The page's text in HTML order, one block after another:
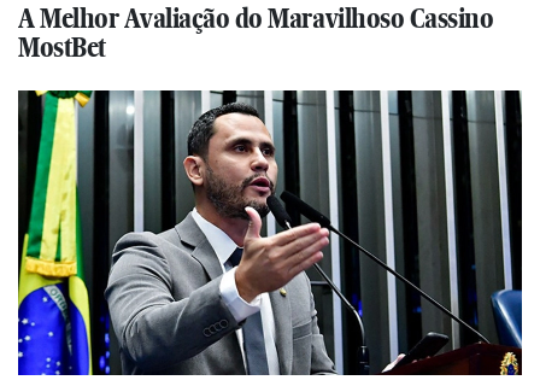
A Melhor Avaliação do Maravilhoso Cassino
MostBet